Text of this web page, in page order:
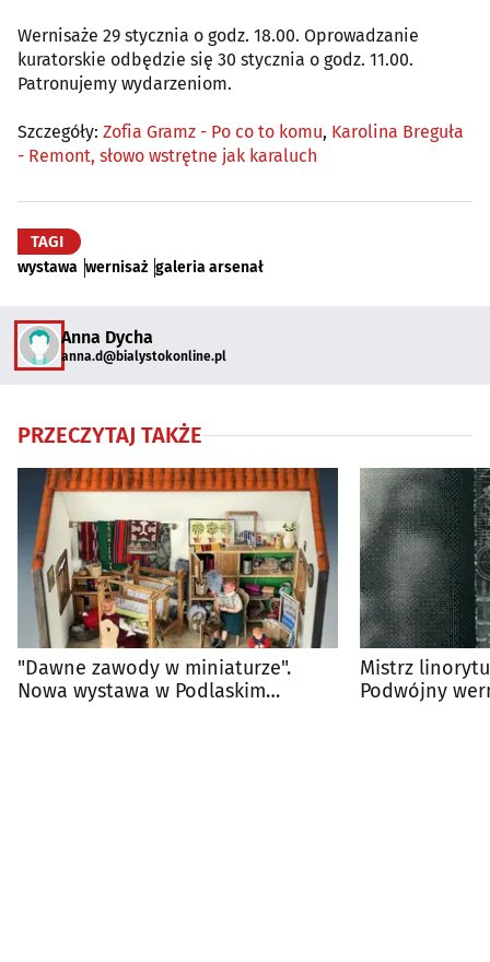
Wernisaże 29 stycznia o godz. 18.00. Oprowadzanie
kuratorskie odbędzie się 30 stycznia o godz. 11.00.
Patronujemy wydarzeniom.
Szczegóły: Zofia Gramz - Po co to komu, Karolina Breguła
- Remont, słowo wstrętne jak karaluch
TAGI
wystawa wernisaż galeria arsenał
Anna Dycha
anna.d@bialystokonline.pl
PRZECZYTAJ TAKŻE
"Dawne zawody w miniaturze".
Nowa wystawa w Podlaskim
Mistrz
Podwójny